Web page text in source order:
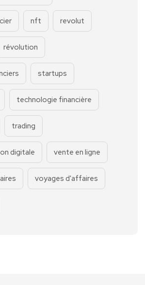
nft revolut
révolution
startups
technologie financière
trading
digitale vente en ligne
voyages d'affaires